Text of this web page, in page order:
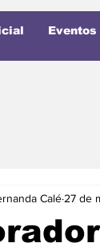
Eventos
Calé 27 de